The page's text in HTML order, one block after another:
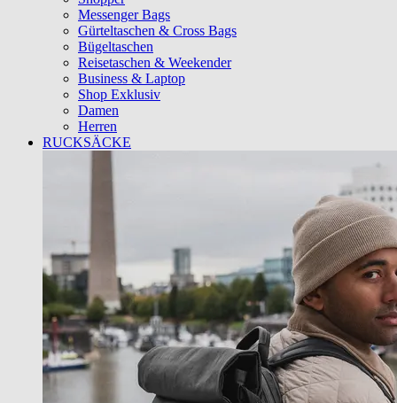
Messenger Bags
Gürteltaschen & Cross Bags
Bügeltaschen
Reisetaschen & Weekender
Business & Laptop
Shop Exklusiv
Damen
Herren
RUCKSÄCKE